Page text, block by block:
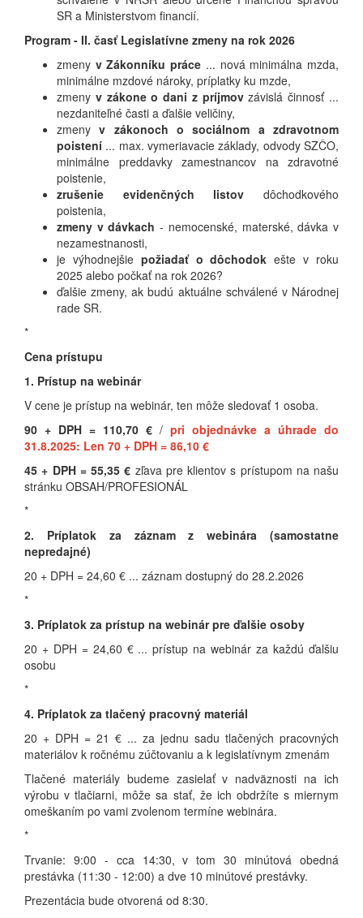
SR a Ministerstvom financií.
Program - II. časť Legislatívne zmeny na rok 2026
zmeny v Zákonníku práce ... nová minimálna mzda,
minimálne mzdové nároky, príplatky ku mzde,
zmeny v zákone o dani z príjmovzávislá činnosť ...
nezdaniteľné časti a ďalšie veličiny,
zmeny v zákonoch o sociálnom a zdravotnom
poistení ... max. vymeriavacie základy, odvody SZČO,
minimálne preddavky zamestnancov na zdravotné
poistenie,
zrušenie evidenčných listov dôchodkového
poistenia,
zmeny v dávkach - nemocenské, materské, dávka v
nezamestnanosti,
je výhodnejšie požiadať o dôchodok ešte v roku
2025 alebo počkať na rok 2026?
ďalšie zmeny, ak budú aktuálne schválené v Národnej
rade SR.
*
Cena prístupu
1. Prístup na webinár
V cene je prístup na webinár, ten môže sledovať 1 osoba.
90 + DPH = 110,70 € / pri objednávke a úhrade do
31.8.2025: Len 70 + DPH = 86,10 €
45 + DPH = 55,35 € zľava pre klientov s prístupom na našu
stránku OBSAH/PROFESIONÁL
*
2. Príplatok za záznam z webinára (samostatne
nepredajné)
20 + DPH = 24,60 € ... záznam dostupný do 28.2.2026
*
3. Príplatok za prístup na webinár pre ďalšie osoby
20 + DPH = 24,60 € ... prístup na webinár za každú ďalšiu
osobu
*
4. Príplatok za tlačený pracovný materiál
20 + DPH = 21 € ... za jednu sadu tlačených pracovných
materiálov k ročnému zúčtovaniu a k legislatívnym zmenám
Tlačené materiály budeme zasielať v nadväznosti na ich
výrobu v tlačiarni, môže sa stať, že ich obdržíte s miernym
omeškaním po vami zvolenom termíne webinára.
*
Trvanie: 9:00 - cca 14:30, v tom 30 minútová obedná
prestávka (11:30 - 12:00) a dve 10 minútové prestávky.
Prezentácia bude otvorená od 8:30.